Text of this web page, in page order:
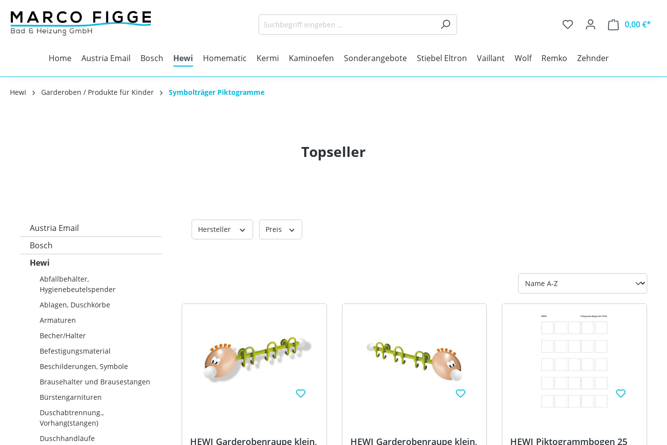
0,00 €*
Home Austria Email Bosch Hewi Homematic Kermi Kaminoefen Sonderangebote Stiebel Eltron Vaillant Wolf Remko Zehnder
Hewi Garderoben / Produkte für Kinder Symbolträger Piktogramme
Topseller
Austria Email
Bosch
Hewi
Abfallbehälter,
Hygienebeutelspender
Ablagen, Duschkörbe
Armaturen
Becher/Halter
Befestigungsmaterial
Beschilderungen, Symbole
Brausehalter und Brausestangen
Bürstengarnituren
Duschabtrennung.,
Vorhang(stangen)
Duschhandläufe
Hersteller Preis
HEWI Garderobenraupe klein,
HEWI Garderobenraupe klein,
HEWI Piktogrammbogen 25